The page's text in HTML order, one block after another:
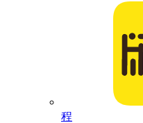
程